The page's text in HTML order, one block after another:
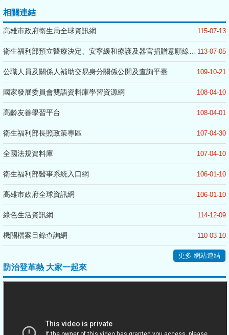
相關連結
115-07-13
高雄市政府衛生局全球資訊網
113-07-05
109-10-21
公職人員及關係人補助交易身分關係公開及查詢平臺
108-04-10
國家發展委員會雙語資料庫學習資源網
108-04-01
高齡友善學習平台
107-04-30
衛生福利部長照政策專區
107-04-10
全國法規資料庫
106-01-10
衛生福利部醫事系統入口網
106-01-10
高雄市政府全球資訊網
114-12-09
綠色生活資訊網
110-03-10
機關檔案目錄查詢網
更多 網站連結
防治登革熱 大家一起來